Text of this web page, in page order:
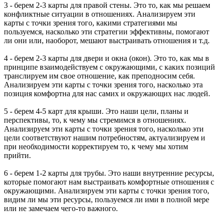
3 - берем 2-3 карты для правой стены. Это то, как мы решаем
конфликтные ситуации в отношениях. Анализируем эти
карты с точки зрения того, какими стратегиями мы
пользуемся, насколько эти стратегии эффективны, помогают
ли они или, наоборот, мешают выстраивать отношения и т.д.
4 - берем 2-3 карты для двери и окна (окон). Это то, как мы в
принципе взаимодействуем с окружающими, с каких позиций
транслируем им свое отношение, как преподносим себя.
Анализируем эти карты с точки зрения того, насколько эта
позиция комфортна для нас самих и окружающих нас людей.
5 - берем 4-5 карт для крыши. Это наши цели, планы и
перспективы, то, к чему мы стремимся в отношениях.
Анализируем эти карты с точки зрения того, насколько эти
цели соответствуют нашим потребностям, актуализируем и
при необходимости корректируем то, к чему мы хотим
прийти.
6 - берем 1-2 карты для трубы. Это наши внутренние ресурсы,
которые помогают нам выстраивать комфортные отношения с
окружающими. Анализируем эти карты с точки зрения того,
видим ли мы эти ресурсы, пользуемся ли ими в полной мере
или не замечаем чего-то важного.